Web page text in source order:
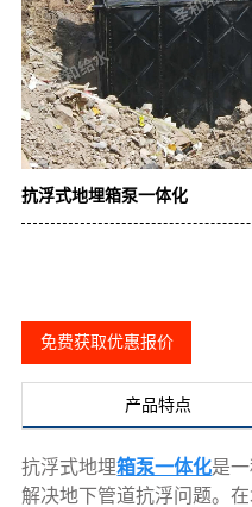
抗浮式地埋箱泵一体化
免费获取优惠报价
产品特点
抗浮式地埋箱泵一体化是
解决地下管道抗浮问题。